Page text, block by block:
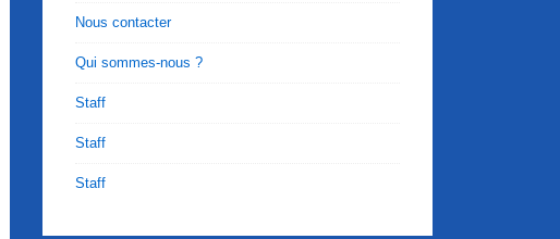
Nous contacter
Qui sommes-nous ?
Staff
Staff
Staff